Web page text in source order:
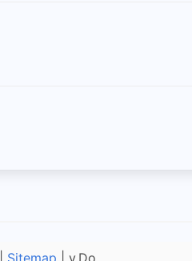
Sitemap | v.Do